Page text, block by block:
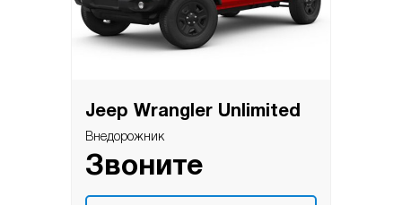
Jeep Wrangler Unlimited
Внедорожник
Звоните